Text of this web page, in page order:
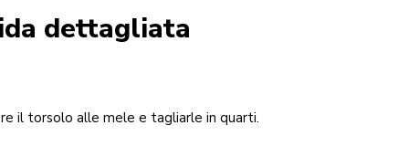
dettagliata
il torsolo alle mele e tagliarle in quarti.